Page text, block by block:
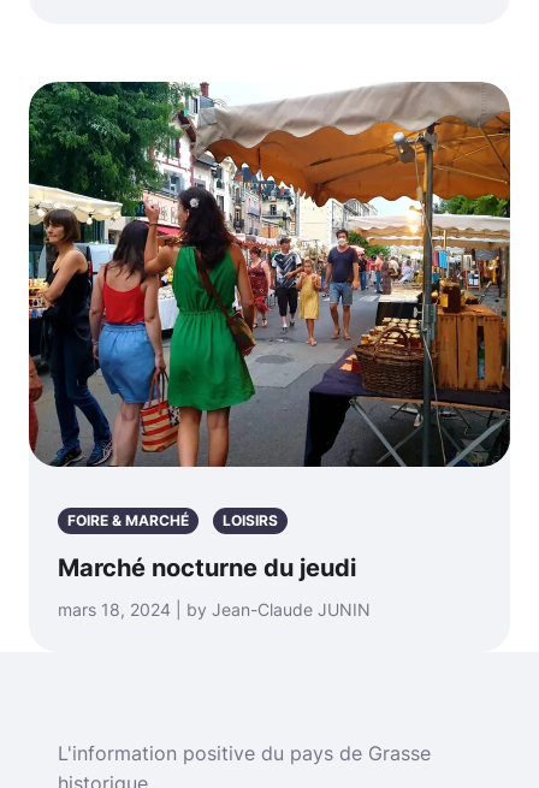
FOIRE & MARCHÉ LOISIRS
Marché nocturne du jeudi
mars 18, 2024 | by Jean-Claude JUNIN
L'information positive du pays de Grasse
historique